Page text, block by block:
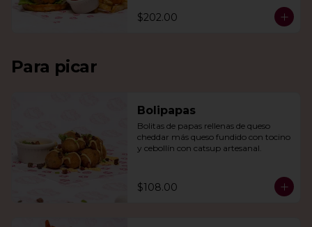
$202.00
Para picar
Bolipapas
Bolitas de papas rellenas de queso
cheddar más queso fundido con tocino
y cebollín con catsup artesanal.
$108.00